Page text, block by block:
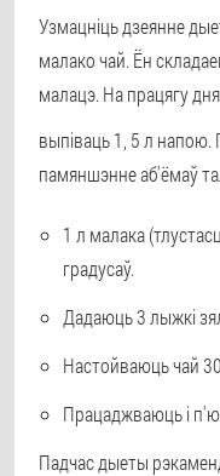
Узмацніць дзеянне
малако чай. Ён
малацэ. На працягу
выпіваць 1, 5 л напою.
памяншэнне аб'ёмаў
1 л малака
градусаў.
Дадаюць 3 лыжкі
Настойваюць чай
Працаджваюць і
Падчас дыеты